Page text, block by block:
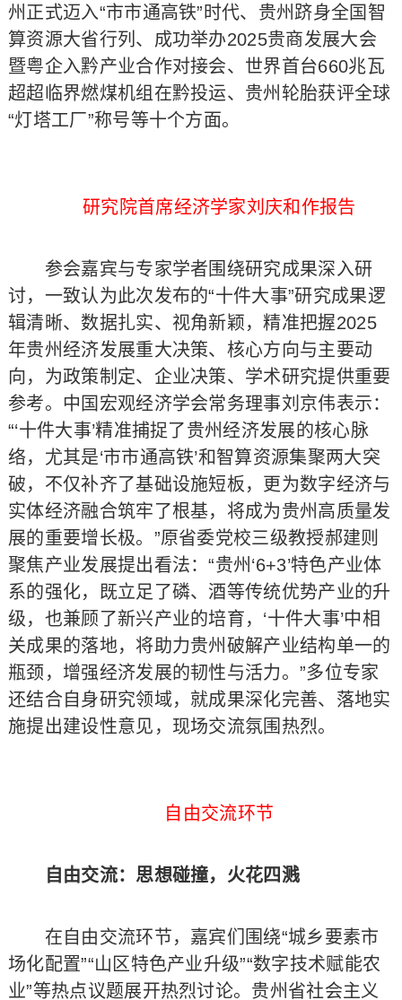
州正式迈入“市市通高铁”时代、贵州跻身全国智
算资源大省行列、成功举办2025贵商发展大会
暨粤企入黔产业合作对接会、世界首台660兆瓦
超超临界燃煤机组在黔投运、贵州轮胎获评全球
“灯塔工厂”称号等十个方面。
研究院首席经济学家刘庆和作报告
参会嘉宾与专家学者围绕研究成果深入研
讨，一致认为此次发布的“十件大事”研究成果逻
辑清晰、数据扎实、视角新颖，精准把握2025
年贵州经济发展重大决策、核心方向与主要动
向，为政策制定、企业决策、学术研究提供重要
参考。中国宏观经济学会常务理事刘京伟表示：
“‘十件大事’精准捕捉了贵州经济发展的核心脉
络，尤其是‘市市通高铁’和智算资源集聚两大突
破，不仅补齐了基础设施短板，更为数字经济与
实体经济融合筑牢了根基，将成为贵州高质量发
展的重要增长极。”原省委党校三级教授郝建则
聚焦产业发展提出看法：“贵州‘6+3’特色产业体
系的强化，既立足了磷、酒等传统优势产业的升
级，也兼顾了新兴产业的培育，‘十件大事’中相
关成果的落地，将助力贵州破解产业结构单一的
瓶颈，增强经济发展的韧性与活力。”多位专家
还结合自身研究领域，就成果深化完善、落地实
施提出建设性意见，现场交流氛围热烈。
自由交流环节
自由交流：思想碰撞，火花四溅
在自由交流环节，嘉宾们围绕“城乡要素市
场化配置”“山区特色产业升级”“数字技术赋能农
业”等热点议题展开热烈讨论。贵州省社会主义